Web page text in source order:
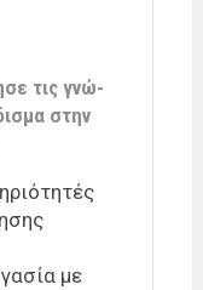
τις γνώ­
στην
με